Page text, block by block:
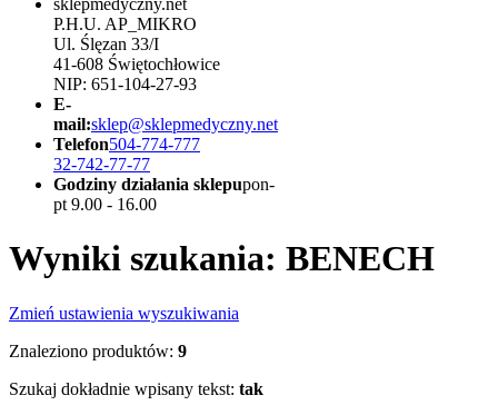
sklepmedyczny.net
P.H.U. AP_MIKRO
Ul. Ślęzan 33/I
41-608 Świętochłowice
NIP: 651-104-27-93
E-
mail:sklep@sklepmedyczny.net
Telefon504-774-777
32-742-77-77
Godziny działania sklepupon-
pt 9.00 - 16.00
Wyniki szukania: BENECH
Zmień ustawienia wyszukiwania
Znaleziono produktów: 9
Szukaj dokładnie wpisany tekst: tak